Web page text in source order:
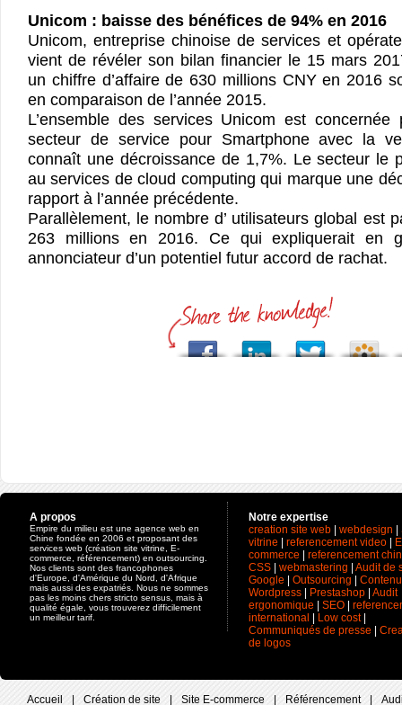
Unicom : baisse des bénéfices de 94% en 2016
Unicom, entreprise chinoise de services et
vient de révéler son bilan financier le 15 mars
un chiffre d’affaire de 630 millions CNY en 2016
en comparaison de l’année 2015.
L’ensemble des services Unicom est
secteur de service pour Smartphone avec la
connaît une décroissance de 1,7%. Le secteur le
au services de cloud computing qui marque une
rapport à l’année précédente.
Parallèlement, le nombre d’ utilisateurs global est
263 millions en 2016. Ce qui expliquerait en
annonciateur d’un potentiel futur accord de rachat.
A propos
Empire du milieu est une agence web en
Chine fondée en 2006 et proposant des
services web (création site vitrine, E-
commerce, référencement) en outsourcing.
Nos clients sont des francophones
d'Europe, d'Amérique du Nord, d'Afrique
mais aussi des expatriés. Nous ne sommes
pas les moins chers stricto sensus, mais à
qualité égale, vous trouverez difficilement
un meilleur tarif.
Notre expertise
creation site web
webdesign
vitrine
referencement video
commerce
referencement
CSS
webmastering
Audit de
Google
Outsourcing
Contenu
Wordpress
Prestashop Audit
ergonomique
SEO
international
Low cost|
Communiqués de presse
de logos
Accueil Création de site Site E-commerce Référencement